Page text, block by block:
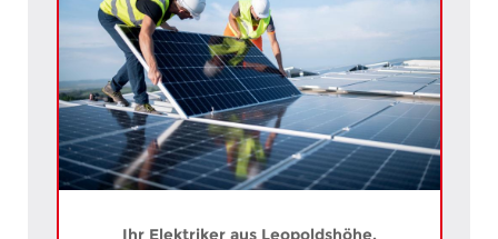
Ihr Elektriker aus Leopoldshöhe.